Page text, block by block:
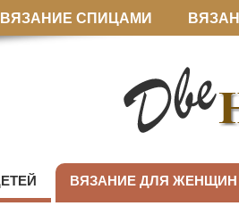
ВЯЗАНИЕ СПИЦАМИ
ВЯЗАНИЕ ДЛЯ ЖЕНЩИН